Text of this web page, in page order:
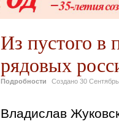
Из пустого в
рядовых
Подробности Создано 30
Владислав